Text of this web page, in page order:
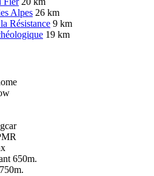
Alpes 26 km
Résistance 9 km
19 km
650m.